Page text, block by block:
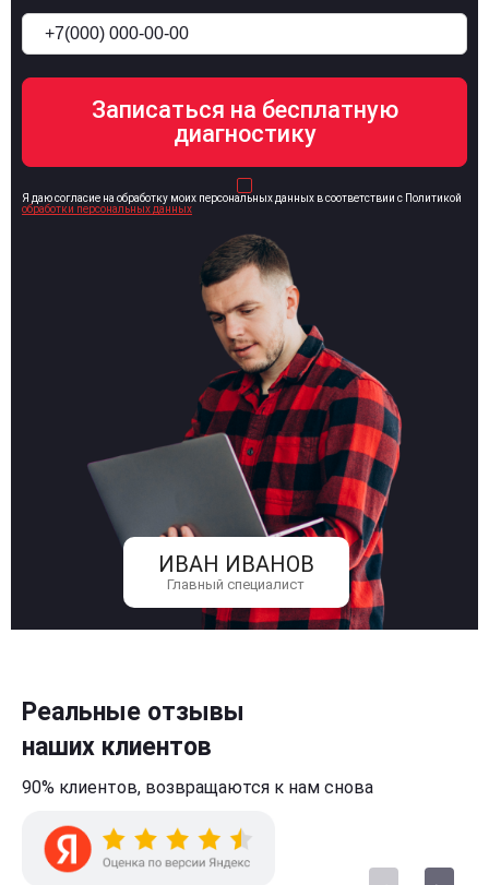
ИВАН ИВАНОВ
Главный специалист
Я даю согласие на обработку моих персональных данных в соответствии с Политикой
обработки персональных данных
Реальные отзывы
наших клиентов
90% клиентов, возвращаются к нам снова